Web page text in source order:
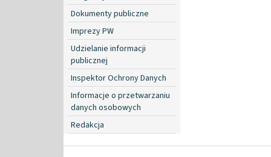
Dokumenty publiczne
Imprezy PW
Udzielanie informacji
publicznej
Inspektor Ochrony Danych
Informacje o przetwarzaniu
danych osobowych
Redakcja